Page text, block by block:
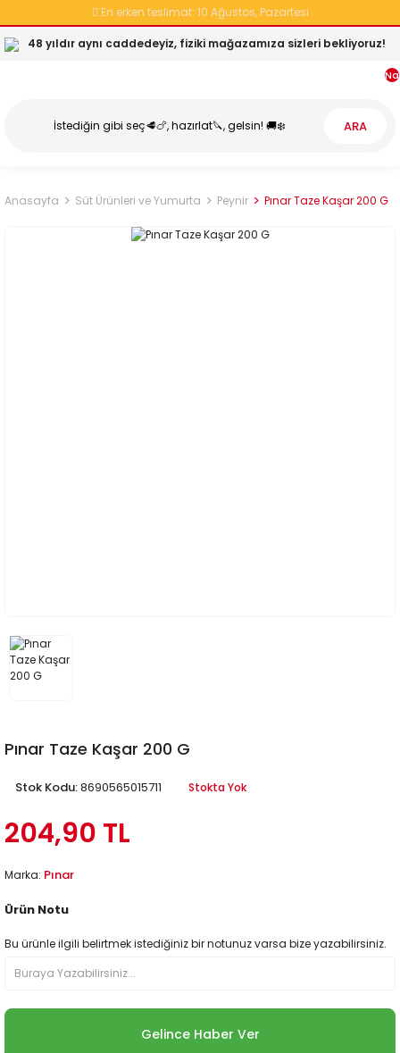
En erken teslimat: 10 Ağustos, Pazartesi
48 yıldır aynı caddedeyiz, fiziki mağazamıza sizleri bekliyoruz!
ARA
Anasayfa Süt Ürünleri ve Yumurta Peynir Pınar Taze Kaşar 200 G
Pınar Taze Kaşar 200 G
Stok Kodu:8690565015711 Stokta Yok
204,90 TL
Marka: Pınar
Ürün Notu
Bu ürünle ilgili belirtmek istediğiniz bir notunuz varsa bize yazabilirsiniz.
Gelince Haber Ver